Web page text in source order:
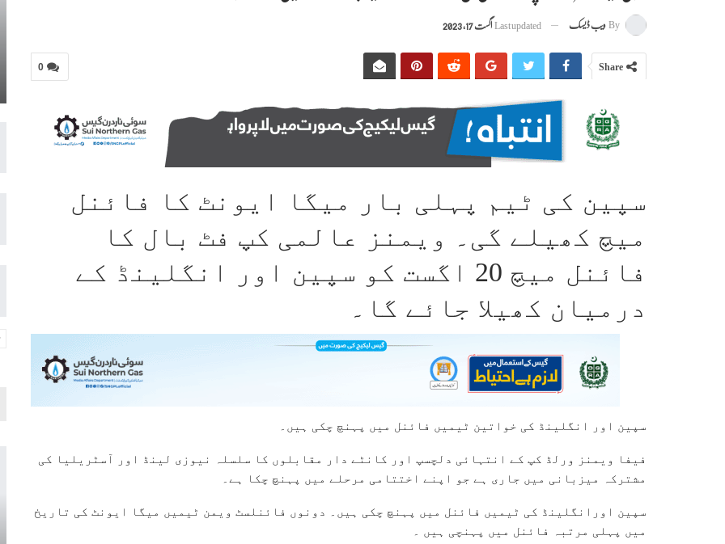
By ویب ڈیسک Last updated اگست 17, 2023
0 Share
سپین کی ٹیم پہلی بار میگا ایونٹ کا فائنل
میچ کھیلے گی۔ ویمنز عالمی کپ فٹ بال کا
فائنل میچ 20 اگست کو سپین اور انگلینڈ کے
درمیان کھیلا جائے گا۔
سپین اور انگلینڈ کی خواتین ٹیمیں فائنل میں پہنچ چکی ہیں۔
فیفا ویمنز ورلڈ کپ کے انتہائی دلچسپ اور کانٹے دار مقابلوں کا سلسلہ نیوزی لینڈ اور آسٹریلیا کی
مشترکہ میزبانی میں جاری ہے جو اپنے اختتامی مرحلے میں پہنچ چکا ہے۔
سپین اورانگلینڈ کی ٹیمیں فائنل میں پہنچ چکی ہیں۔ دونوں فائنلسٹ ویمن ٹیمیں میگا ایونٹ کی تاریخ
میں پہلی مرتبہ فائنل میں پہنچی ہیں ۔